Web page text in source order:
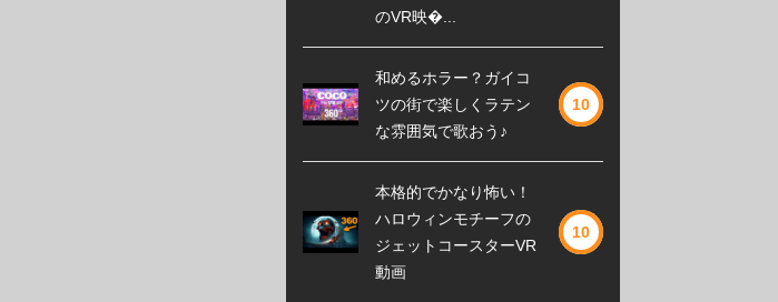
のVR映�...
和めるホラー？ガイコ
ツの街で楽しくラテン
な雰囲気で歌おう♪
10
本格的でかなり怖い！
ハロウィンモチーフの
ジェットコースターVR
動画
10